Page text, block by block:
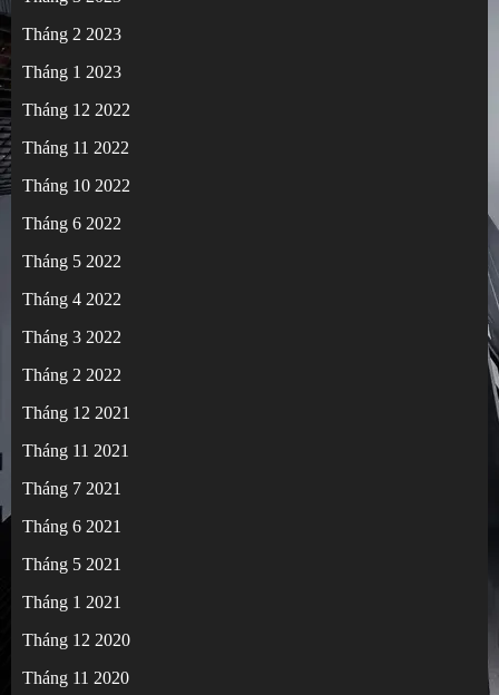
Tháng 2 2023
Tháng 1 2023
Tháng 12 2022
Tháng 11 2022
Tháng 10 2022
Tháng 6 2022
Tháng 5 2022
Tháng 4 2022
Tháng 3 2022
Tháng 2 2022
Tháng 12 2021
Tháng 11 2021
Tháng 7 2021
Tháng 6 2021
Tháng 5 2021
Tháng 1 2021
Tháng 12 2020
Tháng 11 2020